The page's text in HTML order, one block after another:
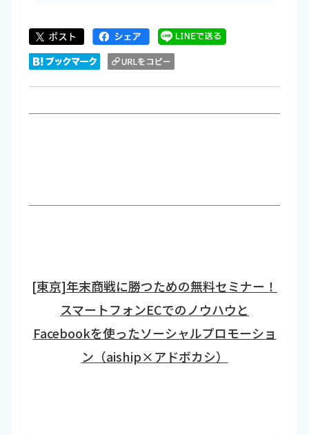
[東京]年末商戦に勝つための無料セミナー！
スマートフォンECでのノウハウと
Facebookを使ったソーシャルプロモーショ
ン（aiship×アドボカシ）